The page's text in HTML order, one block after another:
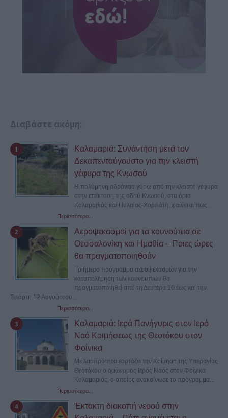
Διαβάστε ακόμη:
Καλαμαριά: Συνάντηση μετά τον
Δεκαπενταύγουστο για την κλειστή
γέφυρα της Κνωσού
Η πολύμηνη αδράνεια γύρω από την κλειστή γέφυρα
στην επέκταση της οδού Κνωσού, στα όρια
Καλαμαριάς και Πυλαίας-Χορτιάτη, φαίνεται πως...
Περισσότερα...
Αεροψεκασμοί για τα κουνούπια σε
Θεσσαλονίκη και Ημαθία – Ποιες ώρες
θα πραγματοποιηθούν
Τριήμερο πρόγραμμα αεροψεκασμών για την
καταπολέμηση των κουνουπιών θα
πραγματοποιηθεί από τη Δευτέρα 10 έως και την
Τετάρτη 12 Αυγούστου...
Περισσότερα...
Καλαμαριά: Ιερά Πανήγυρις στον Ιερό
Ναό Κοιμήσεως της Θεοτόκου στον
Φοίνικα
Με λαμπρότητα εορτάζει την Κοίμηση της Υπεραγίας
Θεοτόκου ο ομώνυμος Ιερός Ναός στον Φοίνικα
Καλαμαριάς, ο οποίος ανακοίνωσε το πρόγραμμα...
Περισσότερα...
Έκτακτη διακοπή νερού στην